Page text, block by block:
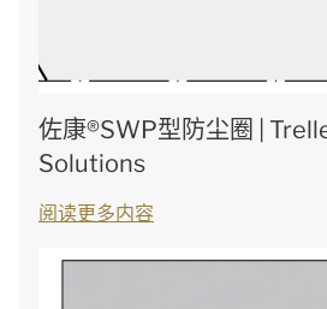
佐康®SWP型防尘圈 |
Solutions
阅读更多内容